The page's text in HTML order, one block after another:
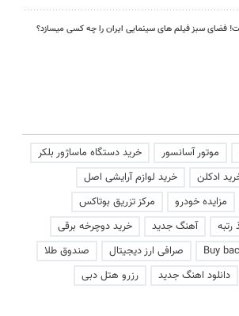
فضای سبز فیلم های سینمایی ایران را چه کسی میسازد؟
موتور آسانسور
خرید دستگاه ماساژور بلکر
ادکلن
خرید لوازم آرایشی اصل
مزایده خودرو
مرکز تزریق بوتاکس
رتبه آهنگ جدید
خرید دوچرخه برقی
Buy صرافی ارز دیجیتال
صندوق طلا
دانلود اهنگ جدید
رزرو هتل دبی